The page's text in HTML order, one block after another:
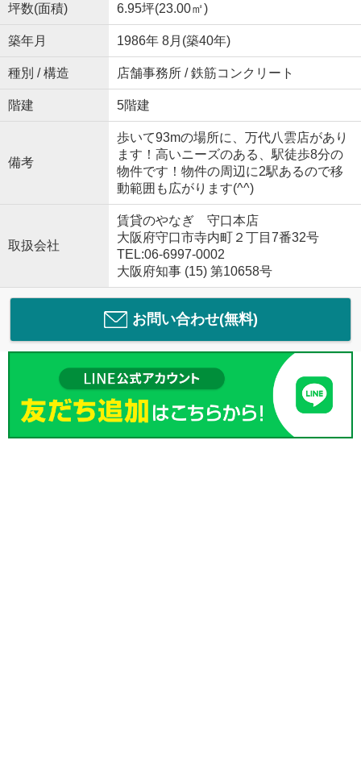
坪数(面積) 6.95坪(23.00㎡)
築年月 1986年 8月(築40年)
種別 / 構造 店舗事務所 / 鉄筋コンクリート
階建 5階建
備考
歩いて93mの場所に、万代八雲店があり
ます！高いニーズのある、駅徒歩8分の
物件です！物件の周辺に2駅あるので移
動範囲も広がります(^^)
取扱会社
賃貸のやなぎ 守口本店
大阪府守口市寺内町２丁目7番32号
TEL:06-6997-0002
大阪府知事 (15) 第10658号
お問い合わせ(無料)